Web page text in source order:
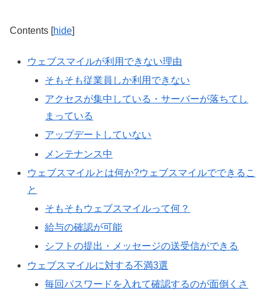
Contents hide
ウェブスマイルが利用できない理由
そもそも従業員しか利用できない
アクセスが集中している・サーバーが落ちてし
まっている
アップデートしていない
メンテナンス中
ウェブスマイルとは何か?ウェブスマイルでできるこ
と
そもそもウェブスマイルって何？
給与の確認が可能
シフトの提出・メッセージの送受信ができる
ウェブスマイルに対する不満3選
毎回パスワードを入れて確認するのが面倒くさ